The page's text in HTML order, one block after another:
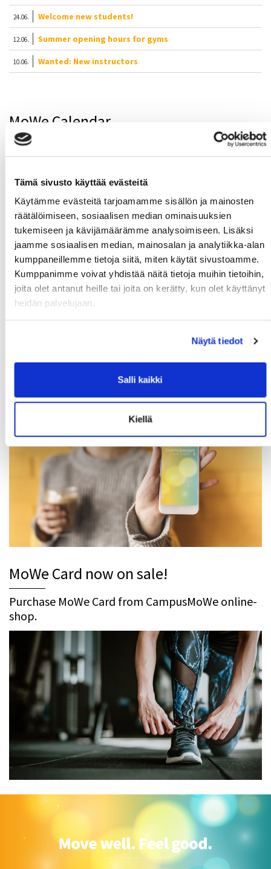
Tämä sivusto käyttää evästeitä
Käytämme evästeitä tarjoamamme sisällön ja mainosten
räätälöimiseen, sosiaalisen median ominaisuuksien
tukemiseen ja kävijämäärämme analysoimiseen. Lisäksi
jaamme sosiaalisen median, mainosalan ja analytiikka-alan
kumppaneillemme tietoja siitä, miten käytät sivustoamme.
Kumppanimme voivat yhdistää näitä tietoja muihin tietoihin,
joita olet antanut heille tai joita on kerätty, kun olet käyttänyt
heidän palvelujaan.
Näytä tiedot
Salli kaikki
Kiellä
24.06. Welcome new students!
12.06. Summer opening hours for gyms
10.06. Wanted: New instructors
MoWe Calendar
MoWe Calendar keeps you updated with
Download CampusMoWe-application
Download free CampusMoWe-app to your mobile
MoWe Card now on sale!
Purchase MoWe Card from CampusMoWe online-
shop.